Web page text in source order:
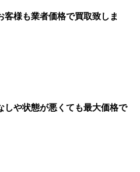
客様も業者価格で買取致しま
しや状態が悪くても最大価格で